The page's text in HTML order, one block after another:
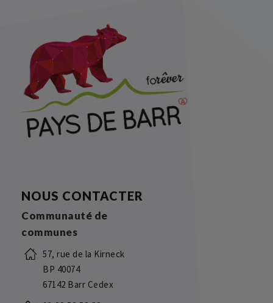
NOUS CONTACTER
Communauté de
communes
57, rue de la Kirneck
BP 40074
67142 Barr Cedex